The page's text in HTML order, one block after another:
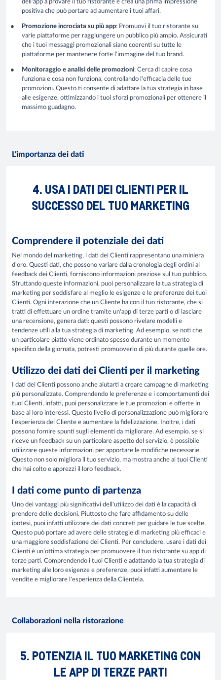
dell'app a provare il tuo ristorante e crea una prima impressione
positiva che può portare ad aumentare i tuoi affari.
Promozione incrociata su più app: Promuovi il tuo ristorante su
varie piattaforme per raggiungere un pubblico più ampio. Assicurati
che i tuoi messaggi promozionali siano coerenti su tutte le
piattaforme per mantenere forte l'immagine del tuo brand.
Monitoraggio e analisi delle promozioni: Cerca di capire cosa
funziona e cosa non funziona, controllando l'efficacia delle tue
promozioni. Questo ti consente di adattare la tua strategia in base
alle esigenze, ottimizzando i tuoi sforzi promozionali per ottenere il
massimo guadagno.
L'importanza dei dati
4. USA I DATI DEI CLIENTI PER IL
SUCCESSO DEL TUO MARKETING
Comprendere il potenziale dei dati
Nel mondo del marketing, i dati dei Clienti rappresentano una miniera
d'oro. Questi dati, che possono variare dalla cronologia degli ordini al
feedback dei Clienti, forniscono informazioni preziose sul tuo pubblico.
Sfruttando queste informazioni, puoi personalizzare la tua strategia di
marketing per soddisfare al meglio le esigenze e le preferenze dei tuoi
Clienti. Ogni interazione che un Cliente ha con il tuo ristorante, che si
tratti di effettuare un ordine tramite un'app di terze parti o di lasciare
una recensione, genera dati: questi possono rivelare modelli e
tendenze utili alla tua strategia di marketing. Ad esempio, se noti che
un particolare piatto viene ordinato spesso durante un momento
specifico della giornata, potresti promuoverlo di più durante quelle ore.
Utilizzo dei dati dei Clienti per il marketing
I dati dei Clienti possono anche aiutarti a creare campagne di marketing
più personalizzate. Comprendendo le preferenze e i comportamenti dei
tuoi Clienti, infatti, puoi personalizzare le tue promozioni e offerte in
base ai loro interessi. Questo livello di personalizzazione può migliorare
l'esperienza del Cliente e aumentare la fidelizzazione. Inoltre, i dati
possono fornire spunti sugli elementi da migliorare. Ad esempio, se si
riceve un feedback su un particolare aspetto del servizio, è possibile
utilizzare queste informazioni per apportare le modifiche necessarie.
Questo non solo migliora il tuo servizio, ma mostra anche ai tuoi Clienti
che hai colto e apprezzi il loro feedback.
I dati come punto di partenza
Uno dei vantaggi più significativi dell'utilizzo dei dati è la capacità di
prendere delle decisioni. Piuttosto che fare affidamento su delle
ipotesi, puoi infatti utilizzare dei dati concreti per guidare le tue scelte.
Questo può portare ad avere delle strategie di marketing più efficaci e
una maggiore soddisfazione dei Clienti. Per concludere, usare i dati dei
Clienti è un’ottima strategia per promuovere il tuo ristorante su app di
terze parti. Comprendendo i tuoi Clienti e adattando la tua strategia di
marketing alle loro esigenze e preferenze, puoi infatti aumentare le
vendite e migliorare l'esperienza della Clientela.
Collaborazioni nella ristorazione
5. POTENZIA IL TUO MARKETING CON
LE APP DI TERZE PARTI